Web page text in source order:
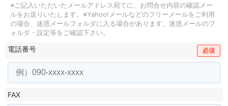
※ご記入いただいたメールアドレス宛てに、お問合せ内容の確認メー
ルをお送りいたします。 ※Yahoo!メールなどのフリーメールをご利用
の場合、迷惑メールフォルダに入る場合があります。 迷惑メールのフ
ォルダ・設定等をご確認下さい。
電話番号 必須
FAX